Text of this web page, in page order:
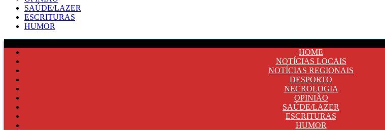
SAÚDE/LAZER
ESCRITURAS
HUMOR
HOME
NOTÍCIAS LOCAIS
NOTÍCIAS REGIONAIS
DESPORTO
NECROLOGIA
OPINIÃO
SAÚDE/LAZER
ESCRITURAS
HUMOR